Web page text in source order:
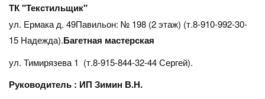
ТК "Текстильщик"
ул. Ермака д. 49Павильон: № 198 (2 этаж) (т.8-910-992-30-
15 Надежда).Багетная мастерская
ул. Тимирязева 1 (т.8-915-844-32-44 Сергей).
Руководитель : ИП Зимин В.Н.